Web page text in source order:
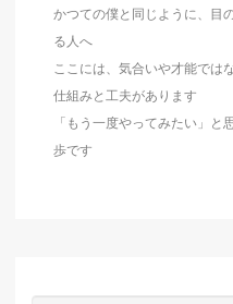
かつての僕と同じように、目
る人へ
ここには、気合いや才能では
仕組みと工夫があります
「もう一度やってみたい」と
歩です